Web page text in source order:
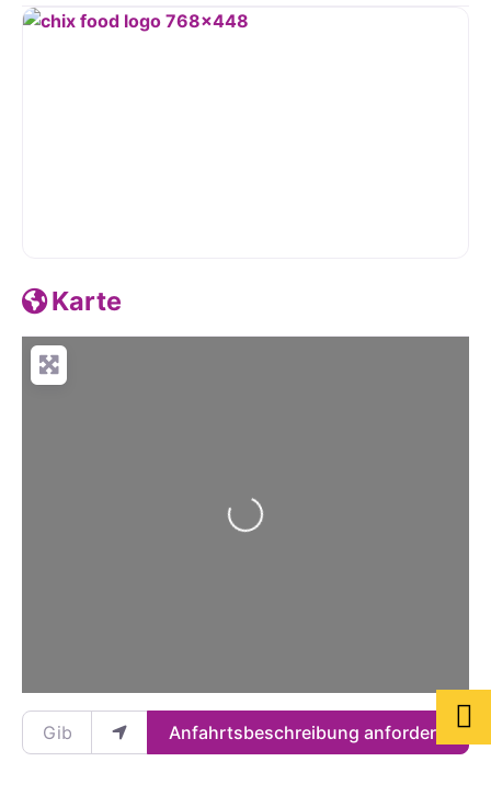
Karte
Wird geladen …
Gib deinen Standort ein.
Anfahrtsbeschreibung anfordern